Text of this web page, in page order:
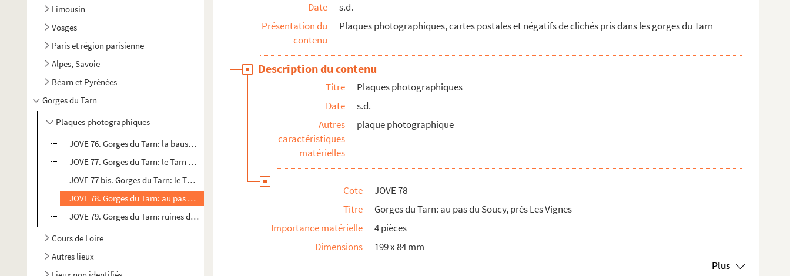
Limousin
Vosges
Paris et région parisienne
Alpes, Savoie
Béarn et Pyrénées
Gorges du Tarn
Plaques photographiques
JOVE 76. Gorges du Tarn: la bausse del Biel: gigantesque pont naturel
JOVE 77. Gorges du Tarn: le Tarn vu de la fontaine de la Bourgarie
JOVE 77 bis. Gorges du Tarn: le Tarn vu de la fontaine de Bourgarie
JOVE 78. Gorges du Tarn: au pas du Soucy, près Les Vignes
JOVE 79. Gorges du Tarn: ruines de Blanquefort
Cours de Loire
Autres lieux
Date
s.d.
Présentation du
contenu
Plaques photographiques, cartes postales et négatifs de clichés pris dans les gorges du Tarn
Description du contenu
Titre
Plaques photographiques
Date
s.d.
Autres
caractéristiques
matérielles
plaque photographique
Cote
JOVE 78
Titre
Gorges du Tarn: au pas du Soucy, près Les Vignes
Importance matérielle
4 pièces
Dimensions
199 x 84 mm
Plus